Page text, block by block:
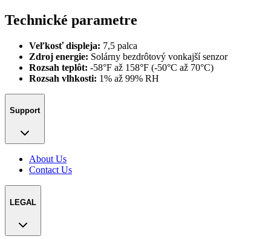
Technické parametre
Veľkosť displeja: 7,5 palca
Zdroj energie: Solárny bezdrôtový vonkajší senzor
Rozsah teplôt: -58°F až 158°F (-50°C až 70°C)
Rozsah vlhkosti: 1% až 99% RH
Support
About Us
Contact Us
LEGAL